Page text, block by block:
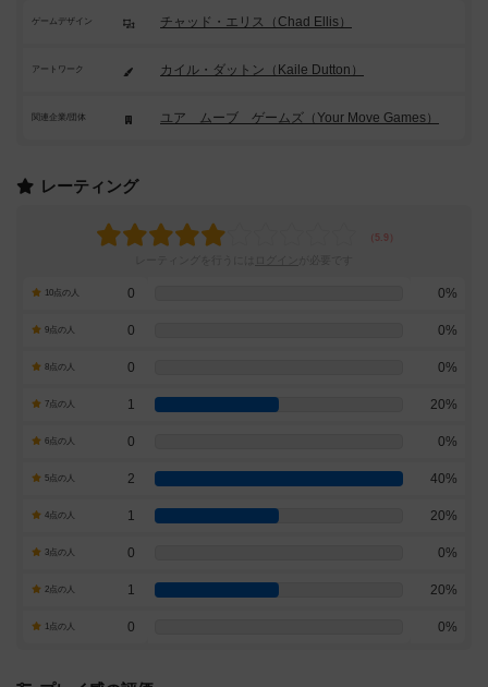
ゲームデザイン チャッド・エリス（Chad Ellis）
アートワーク カイル・ダットン（Kaile Dutton）
関連企業/団体 ユア ムーブ ゲームズ（Your Move Games）
レーティング
10点の人 0 0%
9点の人 0 0%
8点の人 0 0%
7点の人 1 20%
6点の人 0 0%
5点の人 2 40%
4点の人 1 20%
3点の人 0 0%
2点の人 1 20%
1点の人 0 0%